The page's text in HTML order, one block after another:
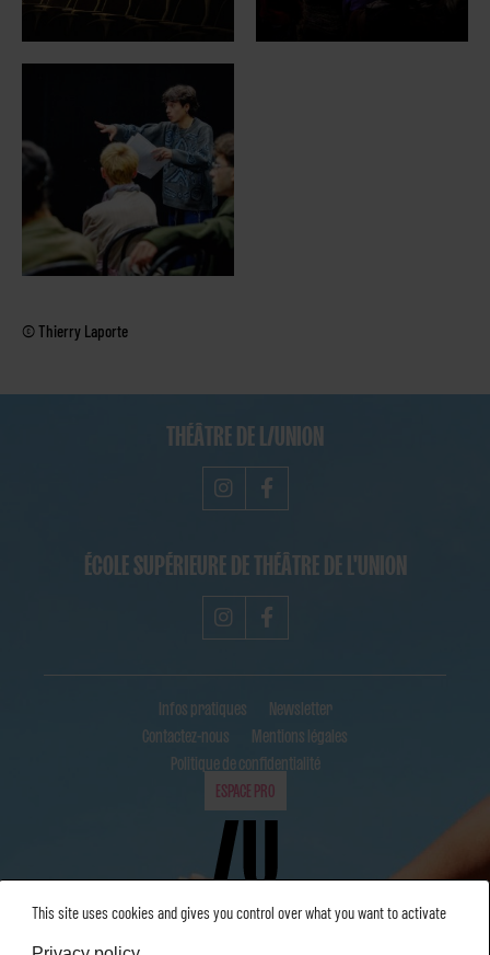
© Thierry Laporte
THÉÂTRE DE L/UNION
ÉCOLE SUPÉRIEURE DE THÉÂTRE DE L'UNION
Infos pratiques
Newsletter
Contactez-nous
Mentions légales
Politique de confidentialité
ESPACE PRO
This site uses cookies and gives you control over what you want to activate